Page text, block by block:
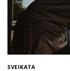
SVEIKATA